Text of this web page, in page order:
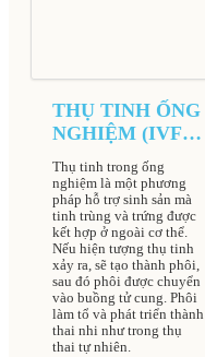
THỤ TINH ỐNG
NGHIỆM (IVF)
TẠI BỆNH VIỆN
NAM HỌC VÀ
HIẾM MUỘN
HÀ NỘI
Thụ tinh trong ống
nghiệm là một phương
pháp hỗ trợ sinh sản mà
tinh trùng và trứng được
kết hợp ở ngoài cơ thể.
Nếu hiện tượng thụ tinh
xảy ra, sẽ tạo thành phôi,
sau đó phôi được chuyển
vào buồng tử cung. Phôi
làm tổ và phát triển thành
thai nhi như trong thụ
thai tự nhiên.